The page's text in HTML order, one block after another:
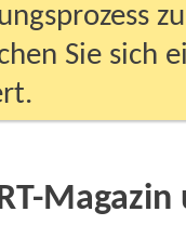
Sie sich